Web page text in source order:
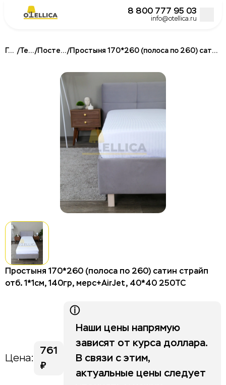
8 800 777 95 03
info@otellica.ru
Постельное белье для гостиниц и отелей
Подушки для гостиниц и отелей
Одеяла для гостиниц и отелей
Наматрасники и топперы
Халаты для отелей и гостиниц
Полотенца для гостиниц и отелей
Матрасы для отелей и гостиниц
Бокс спринги
Тумбы для отелей и гостиниц
Изголовья
Шкафы для отелей и гостиниц
Life category A
Stripe
Главная / Текстиль/ Постельное белье/ Простыня 170*260 (полоса по 260) сатин страйп отб. 1*1см, 140гр, мерс+AirJet, 40*40 250ТС
Простыня 170*260 (полоса по 260) сатин страйп
отб. 1*1см, 140гр, мерс+AirJet, 40*40 250ТС
Цена:
761
₽
ⓘ
Наши цены напрямую
зависят от курса доллара.
В связи с этим,
актуальные цены следует